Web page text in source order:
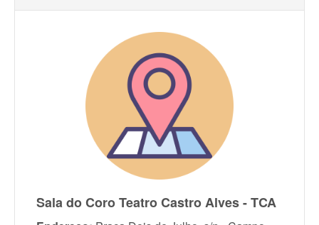
Sala do Coro Teatro Castro Alves - TCA